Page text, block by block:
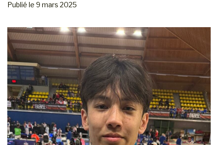
Publié le 9 mars 2025